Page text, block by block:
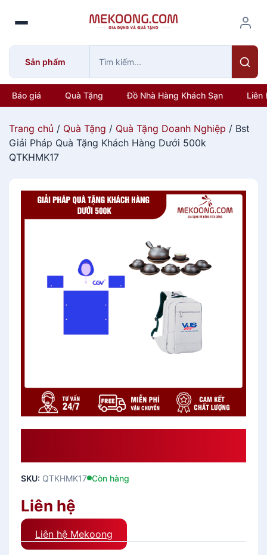
o
Sản phẩm
Báo giá Quà Tặng Đồ Nhà Hàng Khách Sạn Liên
Trang chủ / Quà Tặng / Quà Tặng Doanh Nghiệp / Bst
Giải Pháp Quà Tặng Khách Hàng Dưới 500k
QTKHMK17
SKU: QTKHMK17 Còn hàng
Liên hệ
Liên hệ Mekoong